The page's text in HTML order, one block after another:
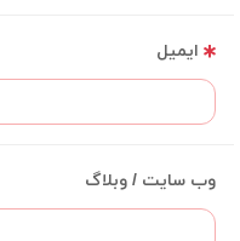
ایمیل
وب سایت / وبلاگ